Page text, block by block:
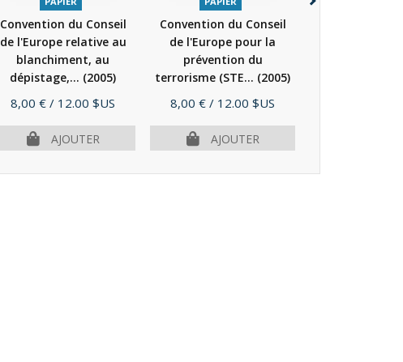
Convention du Conseil
de l'Europe relative au
blanchiment, au
dépistage,... (2005)
Prix
8,00 € / 12.00 $US
AJOUTER
Convention du Conseil
de l'Europe pour la
prévention du
terrorisme (STE... (2005)
Prix
8,00 € / 12.00 $US
AJOUTER